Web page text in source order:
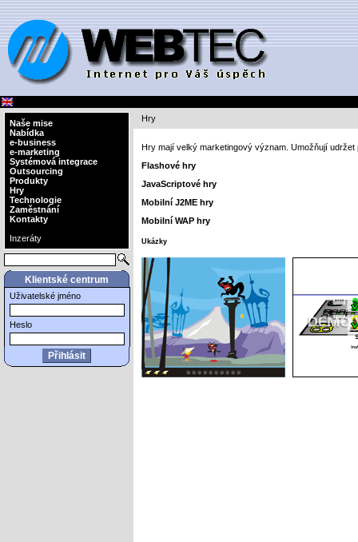
Naše mise
Nabídka
e-business
e-marketing
Systémová integrace
Outsourcing
Produkty
Hry
Technologie
Zaměstnání
Kontakty
Inzeráty
Klientské centrum
Uživatelské jméno
Heslo
Hry
Hry mají velký marketingový význam. Umožňují
Flashové hry
JavaScriptové hry
Mobilní J2ME hry
Mobilní WAP hry
Ukázky